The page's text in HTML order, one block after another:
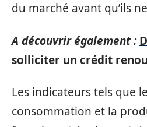
du marché avant qu’ils
A découvrir également :
solliciter un crédit
Les indicateurs tels que
consommation et la